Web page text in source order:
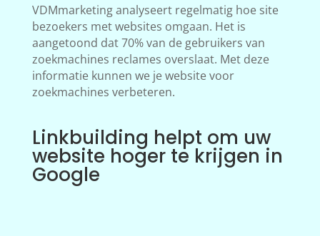
VDMmarketing analyseert regelmatig hoe site
bezoekers met websites omgaan. Het is
aangetoond dat 70% van de gebruikers van
zoekmachines reclames overslaat. Met deze
informatie kunnen we je website voor
zoekmachines verbeteren.
Linkbuilding helpt om uw
website hoger te krijgen in
Google